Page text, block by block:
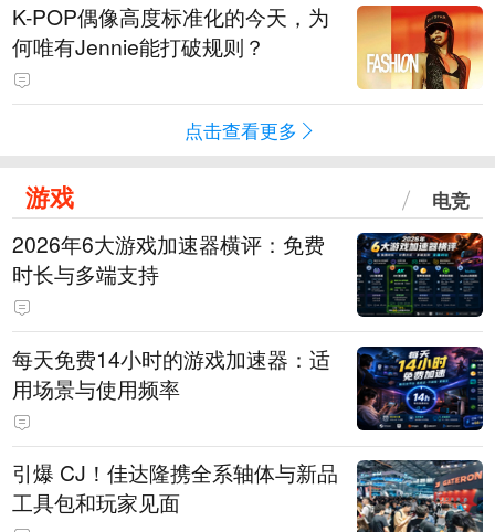
K-POP偶像高度标准化的今天，为
何唯有Jennie能打破规则？
点击查看更多
游戏 电竞
2026年6大游戏加速器横评：免费
时长与多端支持
每天免费14小时的游戏加速器：适
用场景与使用频率
引爆 CJ！佳达隆携全系轴体与新品
工具包和玩家见面